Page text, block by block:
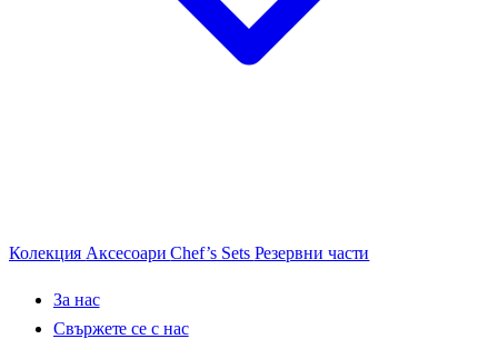
Колекция АксесоариChef’s Sets Резервни части
За нас
Свържете се с нас